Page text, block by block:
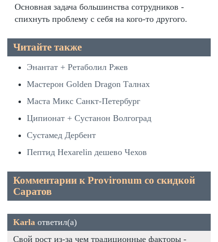
Основная задача большинства сотрудников -
спихнуть проблему с себя на кого-то другого.
Читайте также
Энантат + Ретаболил Ржев
Мастерон Golden Dragon Талнах
Маста Микс Санкт-Петербург
Ципионат + Сустанон Волгоград
Сустамед Дербент
Пептид Hexarelin дешево Чехов
Комментарии к Provironum со скидкой
Саратов
Karla ответил(а)
Свой рост из-за чем традиционные факторы -